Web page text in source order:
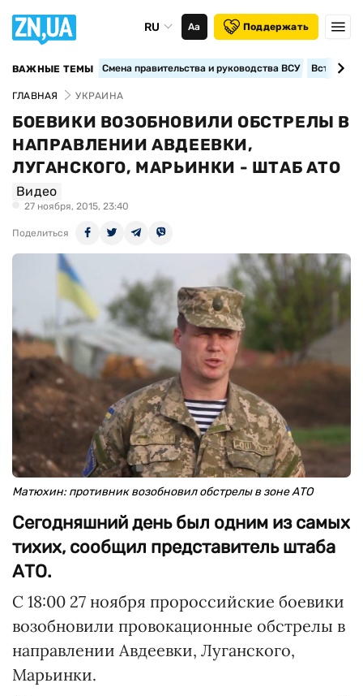
RU Аа Поддержать
ВАЖНЫЕ ТЕМЫ Смена правительства и руководства ВСУ
ГЛАВНАЯ УКРАИНА
БОЕВИКИ ВОЗОБНОВИЛИ ОБСТРЕЛЫ В
НАПРАВЛЕНИИ АВДЕЕВКИ,
ЛУГАНСКОГО, МАРЬИНКИ - ШТАБ АТО
Видео
27 ноября, 2015, 23:40
Поделиться
Матюхин: противник возобновил обстрелы в зоне АТО
Сегодняшний день был одним из самых
тихих, сообщил представитель штаба
АТО.
С 18:00 27 ноября пророссийские боевики
возобновили провокационные обстрелы в
направлении Авдеевки, Луганского,
Марьинки.